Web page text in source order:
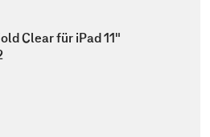
Clear für iPad 11"